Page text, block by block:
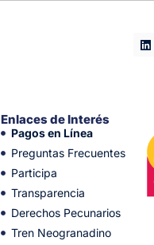
Enlaces de Interés
Pagos en Línea
Preguntas Frecuentes
Participa
Transparencia
Derechos Pecunarios
Tren Neogranadino